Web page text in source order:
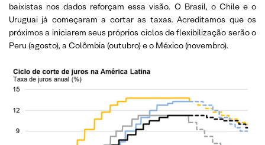
baixistas nos dados reforçam essa visão. O Brasil, o Chile e o
Uruguai já começaram a cortar as taxas. Acreditamos que os
próximos a iniciarem seus próprios ciclos de flexibilização serão o
Peru (agosto), a Colômbia (outubro) e o México (novembro).